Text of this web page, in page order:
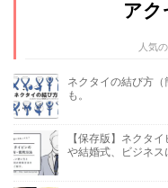
ア
人気
ネクタイの結び方
も。
【保存版】ネクタ
や結婚式、ビジネス